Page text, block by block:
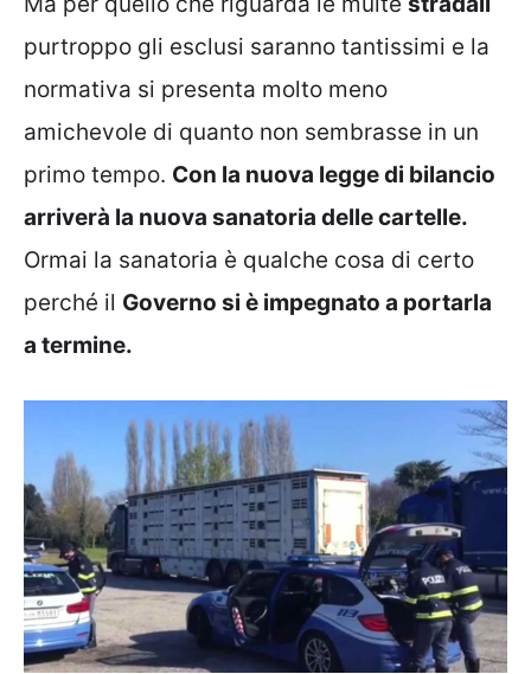
purtroppo gli esclusi saranno tantissimi e la
normativa si presenta molto meno
amichevole di quanto non sembrasse in un
primo tempo. Con la nuova legge di bilancio
arriverà la nuova sanatoria delle cartelle.
Ormai la sanatoria è qualche cosa di certo
perché il Governo si è impegnato a portarla
a termine.